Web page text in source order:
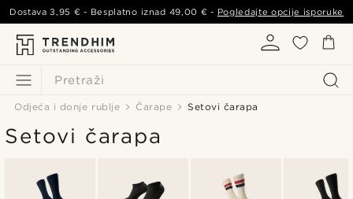
Pretraži
Dostava3,95 € - Besplatno iznad 49,00 € - Pogledajte opcije isporuke
Odjeća i donje rublje Čarape Setovi čarapa
Setovi čarapa